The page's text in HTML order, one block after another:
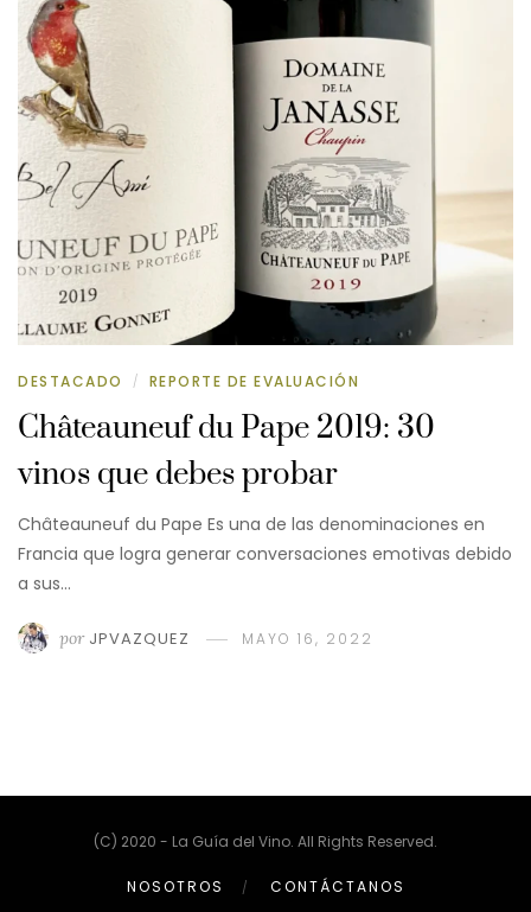
DESTACADO / REPORTE DE EVALUACIÓN
Châteauneuf du Pape 2019: 30
vinos que debes probar
Châteauneuf du Pape Es una de las denominaciones en
Francia que logra generar conversaciones emotivas debido
a sus…
por JPVAZQUEZ MAYO 16, 2022
(C) 2020 - La Guía del Vino. All Rights Reserved.
NOSOTROS CONTÁCTANOS